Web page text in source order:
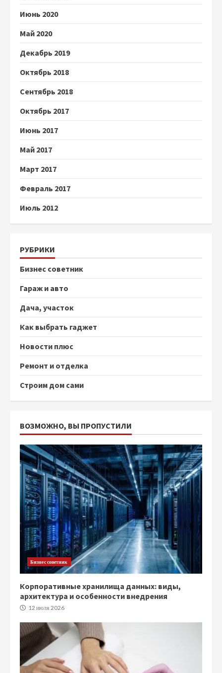
Июнь 2020
Май 2020
Декабрь 2019
Октябрь 2018
Сентябрь 2018
Октябрь 2017
Июнь 2017
Май 2017
Март 2017
Февраль 2017
Июль 2012
РУБРИКИ
Бизнес советник
Гараж и авто
Дача, участок
Как выбрать гаджет
Новости плюс
Ремонт и отделка
Строим дом сами
ВОЗМОЖНО, ВЫ ПРОПУСТИЛИ
Бизнес советник
Корпоративные хранилища данных: виды,
архитектура и особенности внедрения
12 июля 2026